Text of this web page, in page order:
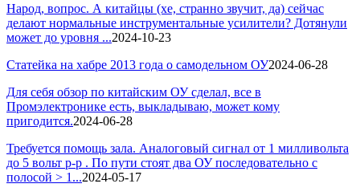
Народ, вопрос. А китайцы (хе, странно звучит, да) сейчас
делают нормальные инструментальные усилители? Дотянули
может до уровня ...2024-10-23
Статейка на хабре 2013 года о самодельном ОУ2024-06-28
Для себя обзор по китайским ОУ сделал, все в
Промэлектронике есть, выкладываю, может кому
пригодится.2024-06-28
Требуется помощь зала. Аналоговый сигнал от 1 милливольта
до 5 вольт p-p . По пути стоят два ОУ последовательно с
полосой > 1...2024-05-17